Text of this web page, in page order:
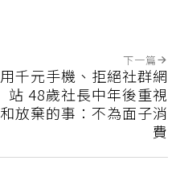
下一篇
用千元手機、拒絕社群網
站 48歲社長中年後重視
和放棄的事：不為面子消
費